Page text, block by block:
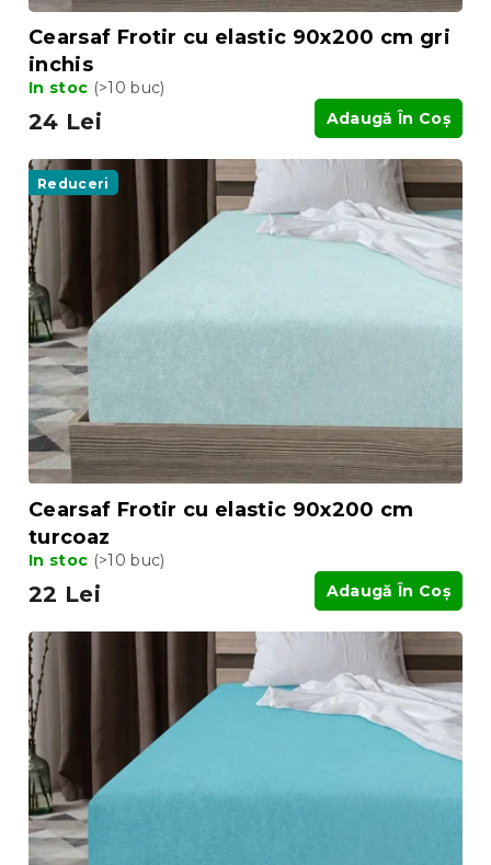
Cearsaf Frotir cu elastic 90x200 cm gri
inchis
In stoc (>10 buc)
24 Lei Adaugă În Coş
Reduceri
Cearsaf Frotir cu elastic 90x200 cm
turcoaz
In stoc (>10 buc)
22 Lei Adaugă În Coş